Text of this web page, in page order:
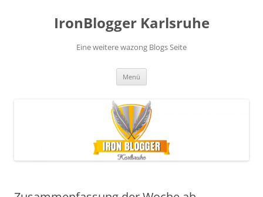
IronBlogger Karlsruhe
Eine weitere wazong Blogs Seite
Menü